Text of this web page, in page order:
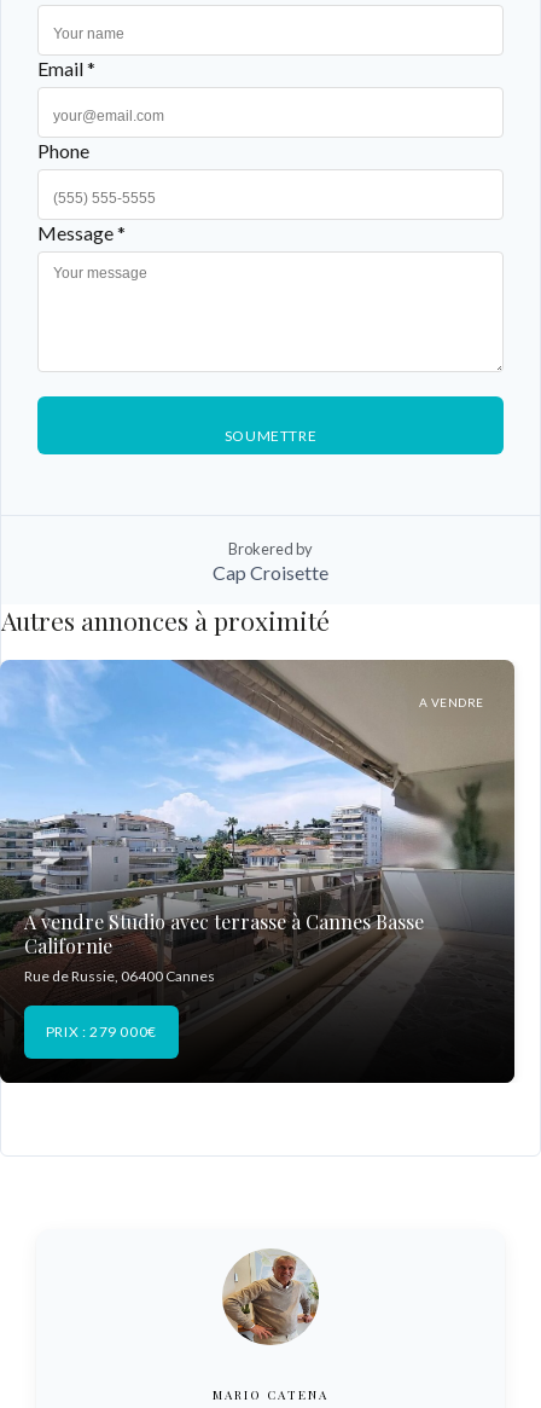
Email *
Phone
Message *
SOUMETTRE
Brokered by
Cap Croisette
Autres annonces à proximité
A VENDRE
A vendre Studio avec terrasse à Cannes Basse
Californie
Rue de Russie, 06400 Cannes
PRIX : 279 000€
MARIO CATENA